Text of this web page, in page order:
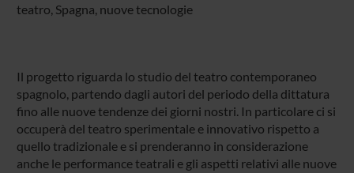
teatro, Spagna, nuove tecnologie
Il progetto riguarda lo studio del teatro contemporaneo
spagnolo, partendo dagli autori del periodo della dittatura
fino alle nuove tendenze dei giorni nostri. In particolare ci si
occuperà del teatro sperimentale e innovativo rispetto a
quello tradizionale e si prenderanno in considerazione
anche le performance teatrali e gli aspetti relativi alle nuove